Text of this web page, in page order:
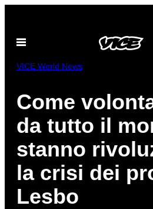
contenuto
Apri
VICE World News
Come
da tutto il
stanno
la crisi dei
Lesbo